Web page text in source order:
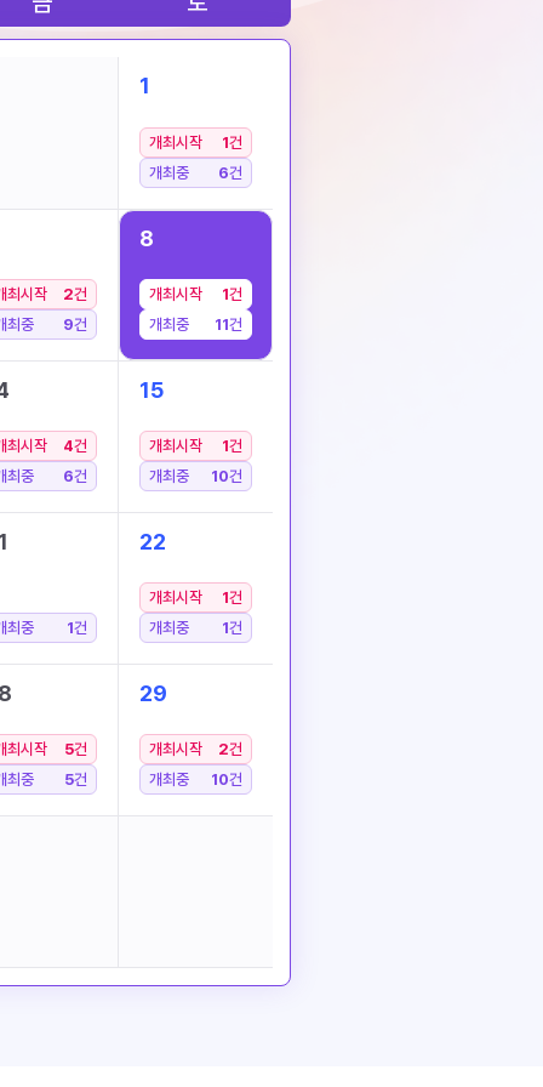
1
개최시작 1건
개최중
6건
최시작 2건
최중
9건
8
개최시작 1건
개최중
11건
최시작 4건
최중
6건
15
개최시작 1건
개최중
10건
최중 1건
22
개최시작 1건
개최중
1건
최시작 5건
최중
5건
29
개최시작 2건
개최중
10건